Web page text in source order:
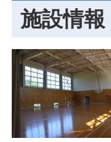
施設情報